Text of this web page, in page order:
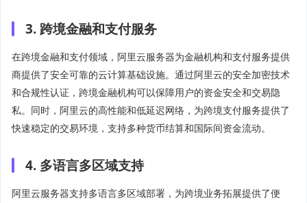
3. 跨境金融和支付服务
在跨境金融和支付领域，阿里云服务器为金融机构和支付服务提供
商提供了安全可靠的云计算基础设施。通过阿里云的安全加密技术
和合规性认证，跨境金融机构可以保障用户的资金安全和交易隐
私。同时，阿里云的高性能和低延迟网络，为跨境支付服务提供了
快速稳定的交易环境，支持多种货币结算和国际间资金流动。
4. 多语言多区域支持
阿里云服务器支持多语言多区域部署，为跨境业务拓展提供了便